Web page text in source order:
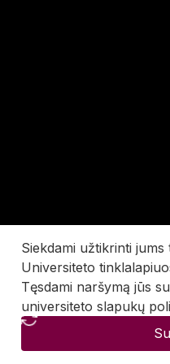
Siekdami užtikrinti
Universiteto
Tęsdami naršymą jūs
universiteto slapukų